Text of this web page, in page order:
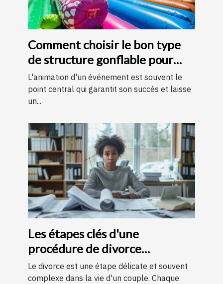
Comment choisir le bon type
de structure gonflable pour
votre événement
L'animation d'un événement est souvent le
point central qui garantit son succès et laisse
un...
Les étapes clés d'une
procédure de divorce
expliquées simplement
Le divorce est une étape délicate et souvent
complexe dans la vie d'un couple. Chaque